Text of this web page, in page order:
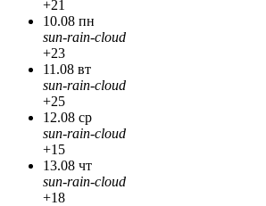
+21
10.08 пн
sun-rain-cloud
+23
11.08 вт
sun-rain-cloud
+25
12.08 ср
sun-rain-cloud
+15
13.08 чт
sun-rain-cloud
+18